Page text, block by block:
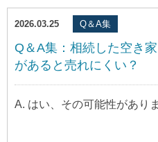
2026.03.25 Q＆A集
Q＆A集：相続した空き
があると売れにくい？
A. はい、その可能性がありま